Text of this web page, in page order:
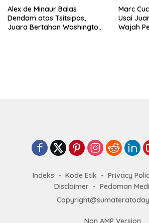
Alex de Minaur Balas
Dendam atas Tsitsipas,
Juara Bertahan Washington
Marc
Usai
Wajah
Indeks Kode Etik Privacy
Disclaimer
Pedoman
Non AMP Version